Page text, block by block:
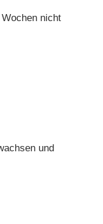
nicht
und